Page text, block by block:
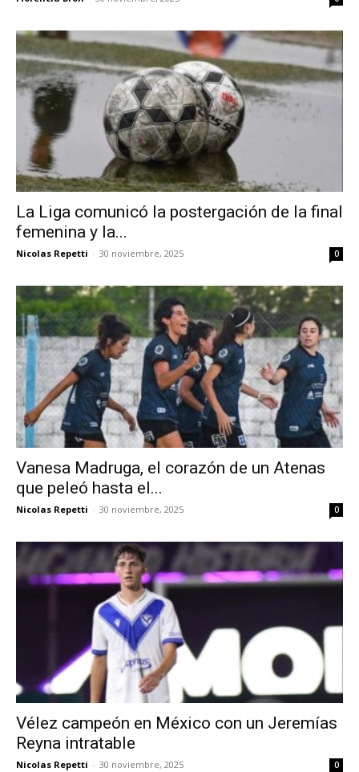
La Liga comunicó la postergación de la final
femenina y la...
Nicolas Repetti - 30 noviembre, 2025 0
Vanesa Madruga, el corazón de un Atenas
que peleó hasta el...
Nicolas Repetti - 30 noviembre, 2025 0
Vélez campeón en México con un Jeremías
Reyna intratable
Nicolas Repetti - 30 noviembre, 2025 0